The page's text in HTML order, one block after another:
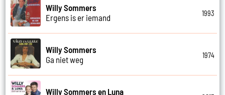
Willy Sommers
Ergens is er iemand
1993
Willy Sommers
Ga niet weg
1974
Willy Sommers en Luna